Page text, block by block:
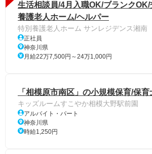
生活相談員/4月入職OK/ブランクOK/
養護老人ホーム/ヘルパー
特別養護老人ホーム サンレジデンス湘南
正社員
神奈川県
月給22万7,500円～24万1,000円
「相模原市南区」の小規模保育/保
キッズルームすこやか相模大野駅前園
アルバイト・パート
神奈川県
時給1,250円